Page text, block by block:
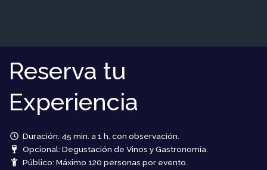
Reserva tu
Experiencia
Duración: 45 min. a 1 h. con observación.
Opcional: Degustación de Vinos y Gastronomía.
Público: Máximo 120 personas por evento.